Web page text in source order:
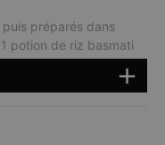
préparés dans
potion de riz basmati